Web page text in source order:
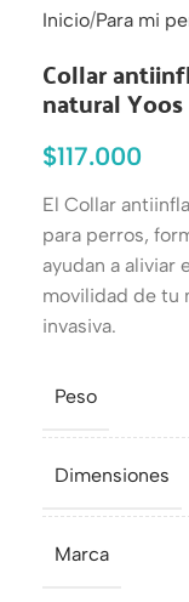
Inicio Para mi
Collar
natural
$117.000
El Collar
para perros,
ayudan a aliviar
movilidad de tu
invasiva.
Peso
Dimensiones
Marca